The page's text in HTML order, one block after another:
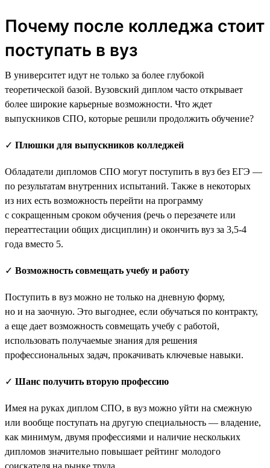
Почему после колледжа стоит
поступать в вуз
В университет идут не только за более глубокой
теоретической базой. Вузовский диплом часто открывает
более широкие карьерные возможности. Что ждет
выпускников СПО, которые решили продолжить обучение?
✓ Плюшки для выпускников колледжей
Обладатели дипломов СПО могут поступить в вуз без ЕГЭ —
по результатам внутренних испытаний. Также в некоторых
из них есть возможность перейти на программу
с сокращенным сроком обучения (речь о перезачете или
переаттестации общих дисциплин) и окончить вуз за 3,5-4
года вместо 5.
✓ Возможность совмещать учебу и работу
Поступить в вуз можно не только на дневную форму,
но и на заочную. Это выгоднее, если обучаться по контракту,
а еще дает возможность совмещать учебу с работой,
использовать получаемые знания для решения
профессиональных задач, прокачивать ключевые навыки.
✓ Шанс получить вторую профессию
Имея на руках диплом СПО, в вуз можно уйти на смежную
или вообще поступать на другую специальность — владение,
как минимум, двумя профессиями и наличие нескольких
дипломов значительно повышает рейтинг молодого
соискателя на рынке труда.